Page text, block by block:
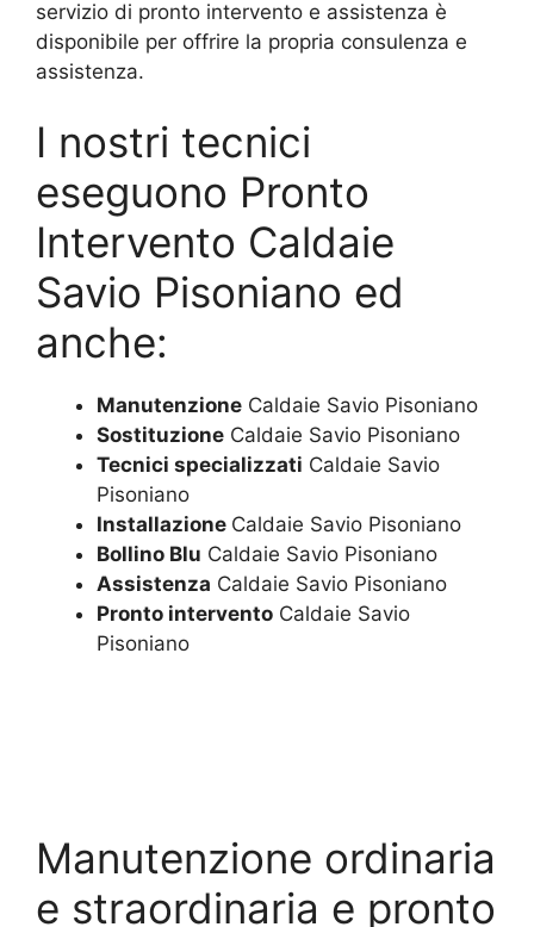
servizio di pronto intervento e assistenza è
disponibile per offrire la propria consulenza e
assistenza.
I nostri tecnici
eseguono Pronto
Intervento Caldaie
Savio Pisoniano ed
anche:
Manutenzione Caldaie Savio Pisoniano
Sostituzione Caldaie Savio Pisoniano
Tecnici specializzati Caldaie Savio
Pisoniano
Installazione Caldaie Savio Pisoniano
Bollino Blu Caldaie Savio Pisoniano
Assistenza Caldaie Savio Pisoniano
Pronto intervento Caldaie Savio
Pisoniano
Manutenzione ordinaria
e straordinaria e pronto